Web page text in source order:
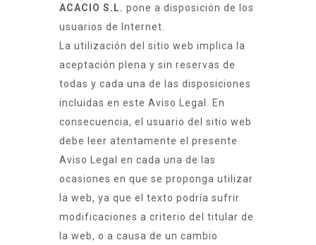
ACACIO S.L. pone a disposición de los
usuarios de Internet.
La utilización del sitio web implica la
aceptación plena y sin reservas de
todas y cada una de las disposiciones
incluidas en este Aviso Legal. En
consecuencia, el usuario del sitio web
debe leer atentamente el presente
Aviso Legal en cada una de las
ocasiones en que se proponga utilizar
la web, ya que el texto podría sufrir
modificaciones a criterio del titular de
la web, o a causa de un cambio